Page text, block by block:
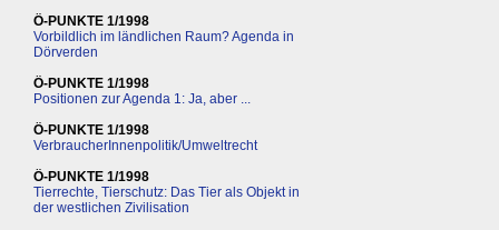
Ö-PUNKTE 1/1998
Vorbildlich im ländlichen Raum? Agenda in
Dörverden
Ö-PUNKTE 1/1998
Positionen zur Agenda 1: Ja, aber ...
Ö-PUNKTE 1/1998
VerbraucherInnenpolitik/Umweltrecht
Ö-PUNKTE 1/1998
Tierrechte, Tierschutz: Das Tier als Objekt in
der westlichen Zivilisation